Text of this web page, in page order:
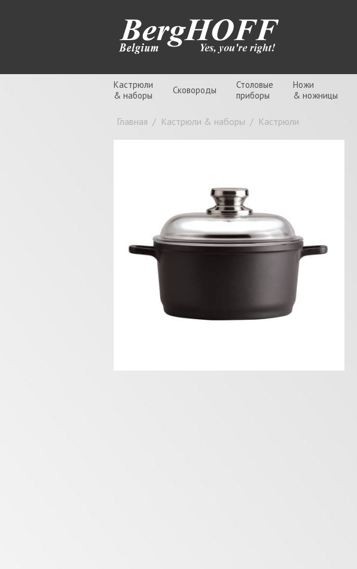
Кастрюли
& наборы
Сковороды
Столовые
приборы
Ножи
& ножницы
Главная / Кастрюли & наборы / Кастрюли